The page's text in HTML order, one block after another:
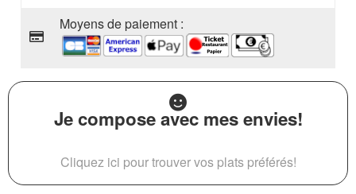
Moyens de paiement :
Je compose avec mes envies!
Cliquez ici pour trouver vos plats préférés!